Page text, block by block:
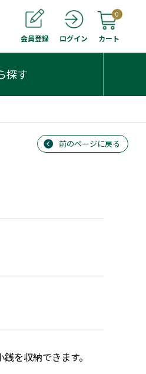
会員登録 ログイン
0
カート
探す
前のページに戻る
を収納できます。